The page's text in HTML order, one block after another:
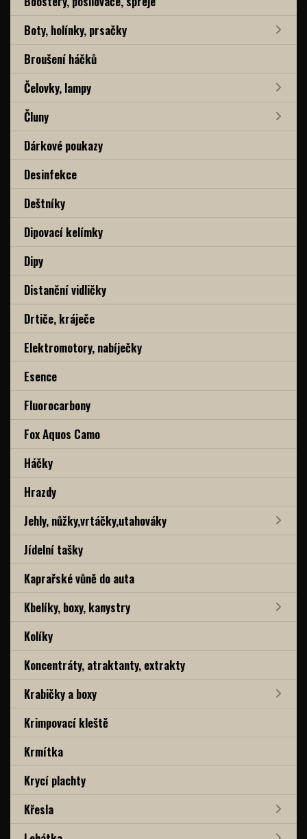
Boty, holínky, prsačky
Broušení háčků
Čelovky, lampy
Čluny
Dárkové poukazy
Desinfekce
Deštníky
Dipovací kelímky
Dipy
Distanční vidličky
Drtiče, kráječe
Elektromotory, nabíječky
Esence
Fluorocarbony
Fox Aquos Camo
Háčky
Hrazdy
Jehly, nůžky,vrtáčky,utahováky
Jídelní tašky
Kaprařské vůně do auta
Kbelíky, boxy, kanystry
Kolíky
Koncentráty, atraktanty, extrakty
Krabičky a boxy
Krimpovací kleště
Krmítka
Krycí plachty
Křesla